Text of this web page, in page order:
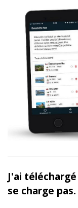
J'ai
se charge pas.